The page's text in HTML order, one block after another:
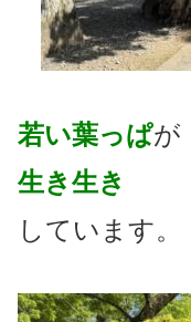
若い葉っぱが
生き生き
しています。